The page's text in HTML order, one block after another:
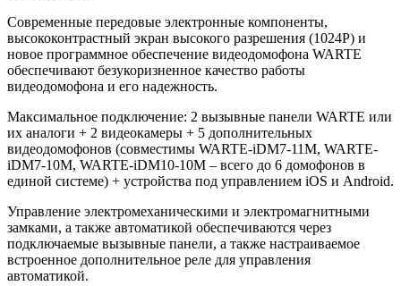
Современные передовые электронные компоненты,
высококонтрастный экран высокого разрешения (1024P) и
новое программное обеспечение видеодомофона WARTE
обеспечивают безукоризненное качество работы
видеодомофона и его надежность.
Максимальное подключение: 2 вызывные панели WARTE или
их аналоги + 2 видеокамеры + 5 дополнительных
видеодомофонов (совместимы WARTE-iDM7-11M, WARTE-
iDM7-10M, WARTE-iDM10-10M – всего до 6 домофонов в
единой системе) + устройства под управлением iOS и Android.
Управление электромеханическими и электромагнитными
замками, а также автоматикой обеспечиваются через
подключаемые вызывные панели, а также настраиваемое
встроенное дополнительное реле для управления
автоматикой.